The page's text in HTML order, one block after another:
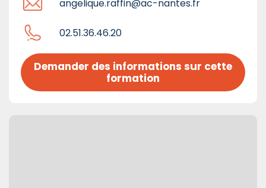
angelique.raffin@ac-nantes.fr
02.51.36.46.20
Demander des informations sur cette
formation